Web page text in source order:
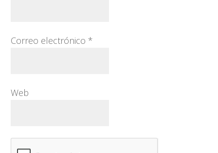
Correo electrónico*
Web